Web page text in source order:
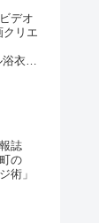
デオ
クリエ
衣を
誌
の
術」